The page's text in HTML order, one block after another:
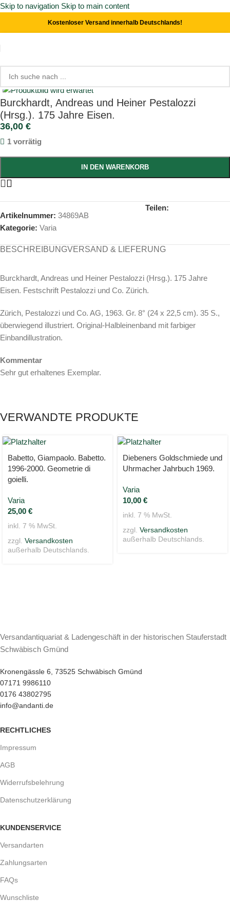
Skip to navigation Skip to main content
Kostenloser Versand innerhalb Deutschlands!
Start/ VariaClick to enlarge
Burckhardt, Andreas und Heiner Pestalozzi
(Hrsg.). 175 Jahre Eisen.
36,00 €
1 vorrätig
IN DEN WARENKORB
Artikelnummer: 34869AB
Kategorie: Varia
Teilen:
BESCHREIBUNGVERSAND & LIEFERUNG
Burckhardt, Andreas und Heiner Pestalozzi (Hrsg.). 175 Jahre
Eisen. Festschrift Pestalozzi und Co. Zürich.
Zürich, Pestalozzi und Co. AG, 1963. Gr. 8° (24 x 22,5 cm). 35 S.,
überwiegend illustriert. Original-Halbleinenband mit farbiger
Einbandillustration.
Kommentar
Sehr gut erhaltenes Exemplar.
VERWANDTE PRODUKTE
Babetto, Giampaolo. Babetto.
1996-2000. Geometrie di
goielli.
Varia
25,00 €
inkl. 7 % MwSt.
zzgl. Versandkosten
außerhalb Deutschlands.
Diebeners Goldschmiede und
Uhrmacher Jahrbuch 1969.
Varia
10,00 €
inkl. 7 % MwSt.
zzgl. Versandkosten
außerhalb Deutschlands.
Versandantiquariat & Ladengeschäft in der historischen Stauferstadt
Schwäbisch Gmünd
Kronengässle 6, 73525 Schwäbisch Gmünd
07171 9986110
0176 43802795
info@andanti.de
RECHTLICHES
Impressum
AGB
Widerrufsbelehrung
Datenschutzerklärung
KUNDENSERVICE
Versandarten
Zahlungsarten
FAQs
Wunschliste